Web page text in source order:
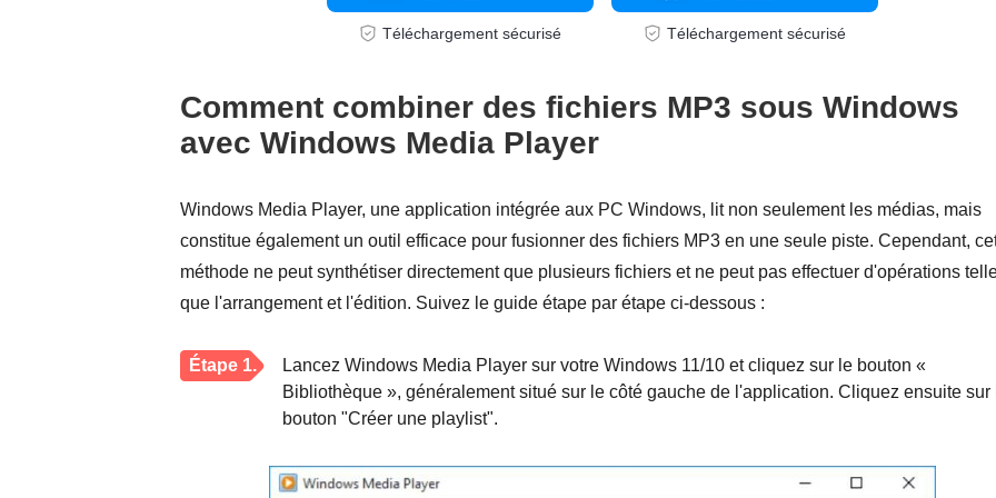
Téléchargement sécurisé Téléchargement sécurisé
Comment combiner des fichiers MP3 sous Windows
avec Windows Media Player
Windows Media Player, une application intégrée aux PC Windows, lit non seulement les médias, mais
constitue également un outil efficace pour fusionner des fichiers MP3 en une seule piste. Cependant,
méthode ne peut synthétiser directement que plusieurs fichiers et ne peut pas effectuer d'opérations
que l'arrangement et l'édition. Suivez le guide étape par étape ci-dessous :
Étape 1.
Lancez Windows Media Player sur votre Windows 11/10 et cliquez sur le bouton «
Bibliothèque », généralement situé sur le côté gauche de l'application. Cliquez ensuite sur
bouton "Créer une playlist".